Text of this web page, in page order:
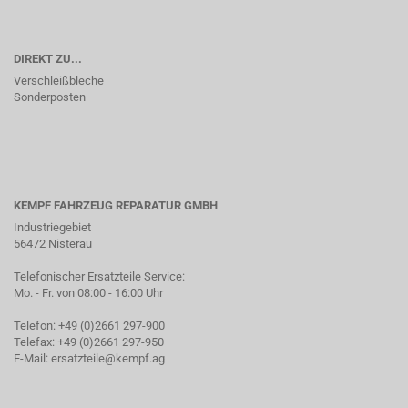
DIREKT ZU...
Verschleißbleche
Sonderposten
KEMPF FAHRZEUG REPARATUR GMBH
Industriegebiet
56472 Nisterau
Telefonischer Ersatzteile Service:
Mo. - Fr. von 08:00 - 16:00 Uhr
Telefon: +49 (0)2661 297-900
Telefax: +49 (0)2661 297-950
E-Mail: ersatzteile@kempf.ag